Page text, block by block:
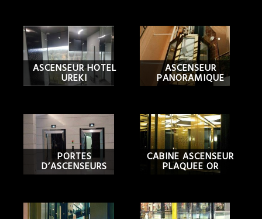
ASCENSEUR HOTEL
UREKI
ASCENSEUR
PANORAMIQUE
PORTES
D’ASCENSEURS
CABINE ASCENSEUR
PLAQUEE OR